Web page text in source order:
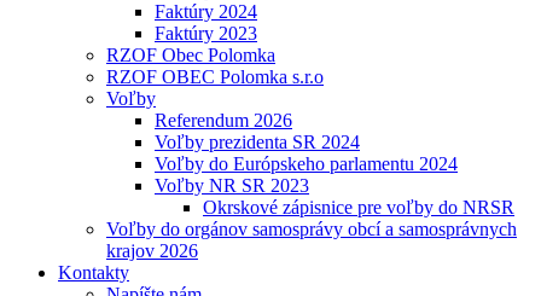
Faktúry 2024
Faktúry 2023
RZOF Obec Polomka
RZOF OBEC Polomka s.r.o
Voľby
Referendum 2026
Voľby prezidenta SR 2024
Voľby do Európskeho parlamentu 2024
Voľby NR SR 2023
Okrskové zápisnice pre voľby do NRSR
Voľby do orgánov samosprávy obcí a samosprávnych
krajov 2026
Kontakty